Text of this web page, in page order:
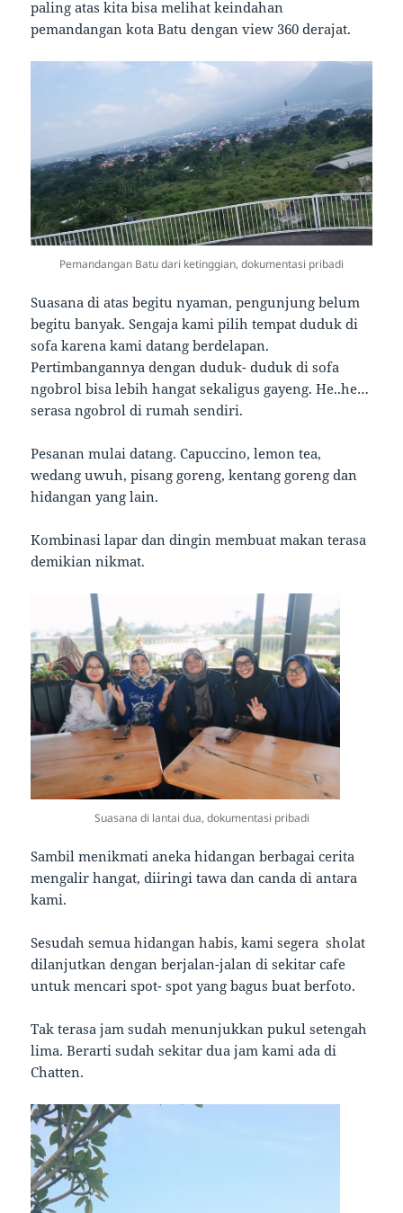
paling atas kita bisa melihat keindahan
pemandangan kota Batu dengan view 360 derajat.
Pemandangan Batu dari ketinggian, dokumentasi pribadi
Suasana di atas begitu nyaman, pengunjung belum
begitu banyak. Sengaja kami pilih tempat duduk di
sofa karena kami datang berdelapan.
Pertimbangannya dengan duduk- duduk di sofa
ngobrol bisa lebih hangat sekaligus gayeng. He..he…
serasa ngobrol di rumah sendiri.
Pesanan mulai datang. Capuccino, lemon tea,
wedang uwuh, pisang goreng, kentang goreng dan
hidangan yang lain.
Kombinasi lapar dan dingin membuat makan terasa
demikian nikmat.
Suasana di lantai dua, dokumentasi pribadi
Sambil menikmati aneka hidangan berbagai cerita
mengalir hangat, diiringi tawa dan canda di antara
kami.
Sesudah semua hidangan habis, kami segera sholat
dilanjutkan dengan berjalan-jalan di sekitar cafe
untuk mencari spot- spot yang bagus buat berfoto.
Tak terasa jam sudah menunjukkan pukul setengah
lima. Berarti sudah sekitar dua jam kami ada di
Chatten.